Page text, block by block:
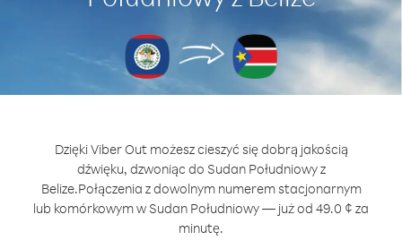
Dzięki Viber Out możesz cieszyć się dobrą jakością
dźwięku, dzwoniąc do Sudan Południowy z
Belize.Połączenia z dowolnym numerem stacjonarnym
lub komórkowym w Sudan Południowy — już od 49.0 ¢ za
minutę.